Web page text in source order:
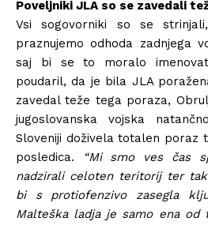
Poveljniki JLA so se zavedali
Vsi sogovorniki so se
praznujemo odhoda zadnjega
saj bi se to moralo
poudaril, da je bila JLA
zavedal teže tega poraza,
jugoslovanska vojska
Sloveniji doživela totalen poraz
posledica.
“Mi smo ves čas
nadzirali celoten teritorij ter
bi s protiofenzivo zasegla
Malteška ladja je samo ena od